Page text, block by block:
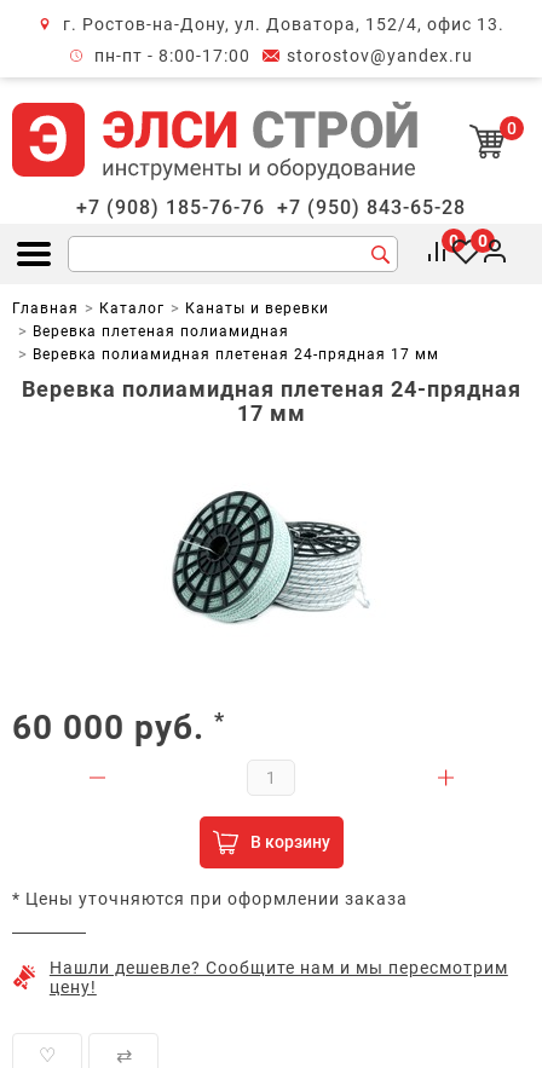
г. Ростов-на-Дону, ул. Доватора, 152/4, офис 13.
пн-пт - 8:00-17:00
storostov@yandex.ru
0
+7 (908) 185-76-76 +7 (950) 843-65-28
Открыть меню
0 0
Главная Каталог
Канаты и веревки
Веревка плетеная полиамидная
Веревка полиамидная плетеная 24-прядная 17 мм
Веревка полиамидная плетеная 24-прядная
17 мм
60 000 руб. *
В корзину
* Цены уточняются при оформлении заказа
Нашли дешевле? Сообщите нам и мы пересмотрим
цену!
♡ ⇄